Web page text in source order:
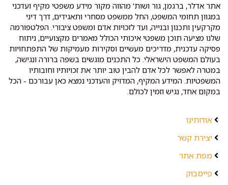
אתר אדלר, ברגמן, גור ושות' מהווה מקור מידע משפטי מקיף ועדכני
במגוון תחומי המשפט, החל ממשפט מסחרי ותאגידים, דרך דיני
מקרקעין ותכנון ובנייה, ועד לזכויות אדם ומשפט ציבורי. הפלטפורמה
שלנו מציעה תוכן משפטי איכותי הכולל מאמרים מקצועיים, ניתוח
פסיקה עדכנית, מדריכים מעשיים וסקירות מעמיקות של התפתחויות
בעולם המשפט הישראלי. כל התכנים מוגשים בשפה ברורה ונגישה,
במטרה לאפשר לכל אדם להבין טוב יותר את זכויותיו וחובותיו
המשפטיות. המידע המקיף, המדויק והעדכני נמצא כאן עבורכם - הכל
במקום אחד, נגיש וזמין לכולם.
אודותינו
יצירת קשר
מפת אתר
פייסבוק